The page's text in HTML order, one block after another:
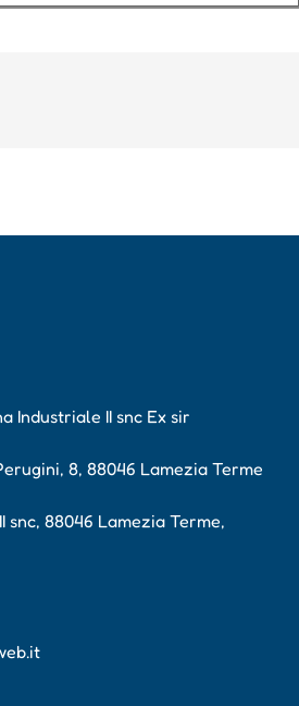
Industriale II snc Ex sir
8, 88046 Lamezia Terme
snc, 88046 Lamezia Terme,